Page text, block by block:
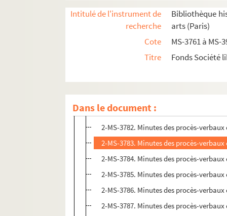
Intitulé de l'instrument de
recherche
Bibliothèque
arts (Paris)
Cote
MS-3761 à MS-
Titre
Fonds Société
Dans le document :
8-MS-3988. Société libre des beaux-arts,
4-MS-3989. Catalogue de toutes les
Admissions et démissions
Listes des membres de la société et
2-MS-3981. Procès-verbaux du 18
2-MS-3781. Minutes des procès-verbaux
2-MS-3782. Minutes des procès-verbaux
2-MS-3783. Minutes des procès-
2-MS-3784. Minutes des procès-verbaux
2-MS-3785. Minutes des procès-
2-MS-3786. Minutes des procès-
2-MS-3787. Minutes des procès-